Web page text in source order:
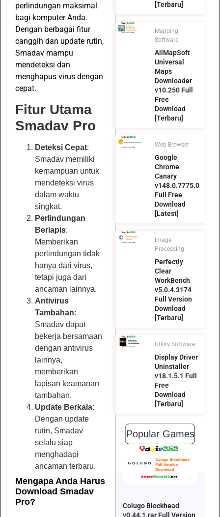
perlindungan maksimal
bagi komputer Anda.
Dengan berbagai fitur
canggih dan update rutin,
Smadav mampu
mendeteksi dan
menghapus virus dengan
cepat.
Fitur Utama
Smadav Pro
Deteksi Cepat:
Smadav memiliki
kemampuan untuk
mendeteksi virus
dalam waktu
singkat.
Perlindungan
Berlapis:
Memberikan
perlindungan tidak
hanya dari virus,
tetapi juga dari
ancaman lainnya.
Antivirus
Tambahan:
Smadav dapat
bekerja bersamaan
dengan antivirus
lainnya,
memberikan
lapisan keamanan
tambahan.
Update Berkala:
Dengan update
rutin, Smadav
selalu siap
menghadapi
ancaman terbaru.
Mengapa Anda Harus
Download Smadav
Pro?
[Terbaru]
Mapping
Software
AllMapSoft
Universal
Maps
Downloader
v10.250 Full
Free
Download
[Terbaru]
Web Browser
Google
Chrome
Canary
v148.0.7775.0
Full Free
Download
[Latest]
Image
Processing
Perfectly
Clear
WorkBench
v5.0.4.3174
Full Version
Download
[Terbaru]
Utility Software
Display Driver
Uninstaller
v18.1.5.1 Full
Free
Download
[Terbaru]
Popular Games
Colugo Blockhead
v0.44.1.rar Full Version